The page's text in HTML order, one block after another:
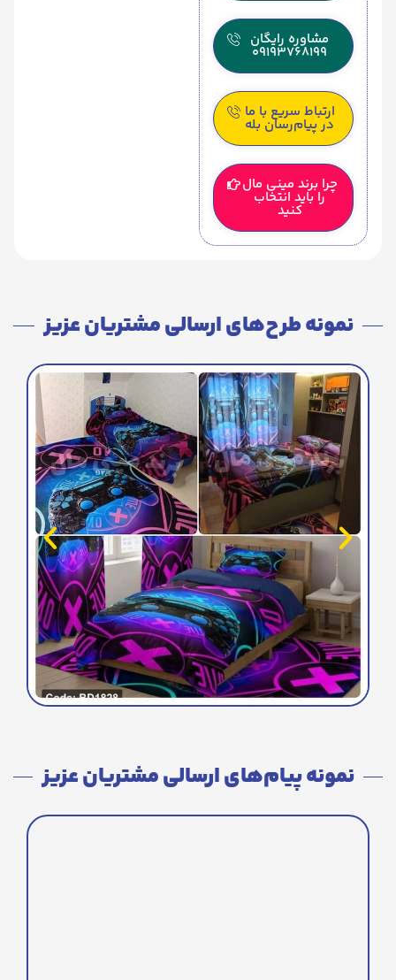
مشاوره رایگان
09193768199
ارتباط سریع با ما
در پیام‌رسان بله
چرا برند مینی مال
را باید انتخاب
کنید
نمونه طرح‌های ارسالی مشتریان عزیز
نمونه پیام‌های ارسالی مشتریان عزیز